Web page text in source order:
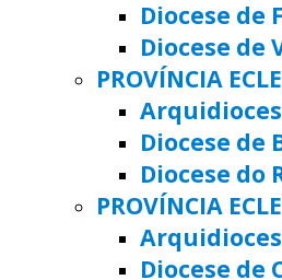
Diocese de
Diocese de
PROVÍNCIA
Diocese de
Diocese do
PROVÍNCIA
Diocese de